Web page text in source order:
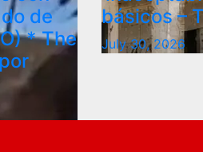
de
* The
básicos –
July 30, 2026